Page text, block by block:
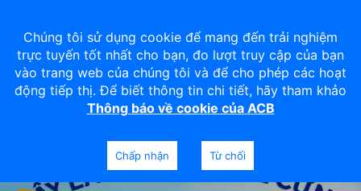
Chúng tôi sử dụng cookie để mang đến trải nghiệm
trực tuyến tốt nhất cho bạn, đo lượt truy cập của bạn
vào trang web của chúng tôi và để cho phép các hoạt
động tiếp thị. Để biết thông tin chi tiết, hãy tham khảo
Thông báo về cookie của ACB
Chấp nhận Từ chối